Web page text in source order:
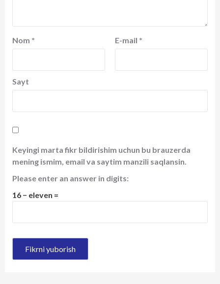
Nom * E-mail *
Sayt
Keyingi marta fikr bildirishim uchun bu brauzerda
mening ismim, email va saytim manzili saqlansin.
Please enter an answer in digits:
16 − eleven =